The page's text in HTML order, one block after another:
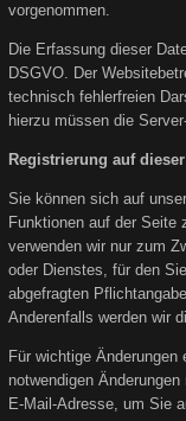
vorgenommen.
Die Erfassung dieser
DSGVO. Der
technisch fehlerfreien
hierzu müssen die
Registrierung auf
Sie können sich auf
Funktionen auf der Seite
verwenden wir nur zum
oder Dienstes, für den
abgefragten
Anderenfalls werden wir
Für wichtige
notwendigen
E-Mail-Adresse, um Sie